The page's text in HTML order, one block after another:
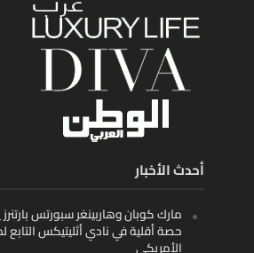
أحدث الأخبار
مارك كوبان وهاربينغر سبورتس
حصة أقلية في نادي أثليتيكس التابع
الأمريكي